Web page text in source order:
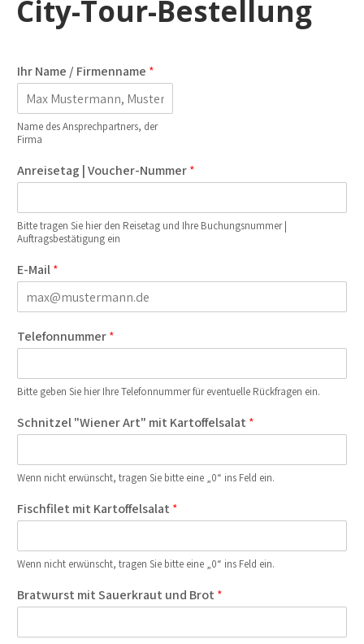
City-Tour-Bestellung
Ihr Name / Firmenname *
Name des Ansprechpartners, der
Firma
Anreisetag | Voucher-Nummer*
Bitte tragen Sie hier den Reisetag und Ihre Buchungsnummer |
Auftragsbestätigung ein
E-Mail*
Telefonnummer*
Bitte geben Sie hier Ihre Telefonnummer für eventuelle Rückfragen ein.
Schnitzel "Wiener Art" mit Kartoffelsalat *
Wenn nicht erwünscht, tragen Sie bitte eine „0“ ins Feld ein.
Fischfilet mit Kartoffelsalat *
Wenn nicht erwünscht, tragen Sie bitte eine „0“ ins Feld ein.
Bratwurst mit Sauerkraut und Brot *